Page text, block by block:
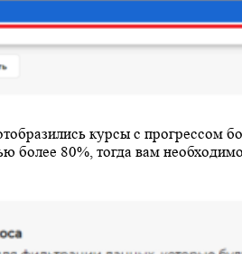
курсы с прогрессом
более 80%, тогда вам